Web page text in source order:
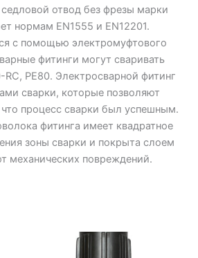
отвод без фрезы марки
нормам EN1555 и EN12201.
с помощью электромуфтового
фитинги могут сваривать
RC, PE80. Электросварной фитинг
сварки, которые позволяют
что процесс сварки был успешным.
фитинга имеет квадратное
зоны сварки и покрыта слоем
механических повреждений.